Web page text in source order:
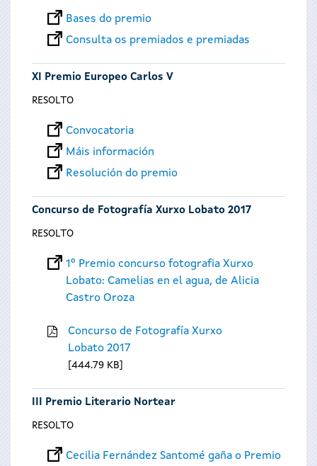
Bases do premio
Consulta os premiados e premiadas
XI Premio Europeo Carlos V
RESOLTO
Convocatoria
Máis información
Resolución do premio
Concurso de Fotografía Xurxo Lobato 2017
RESOLTO
1º Premio concurso fotografia Xurxo
Lobato: Camelias en el agua, de Alicia
Castro Oroza
Concurso de Fotografía Xurxo
Lobato 2017
444.79 KB
III Premio Literario Nortear
RESOLTO
Cecilia Fernández Santomé gaña o Premio